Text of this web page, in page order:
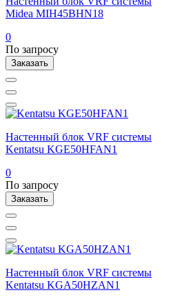
Midea MIH45BHN18
0
По запросу
Заказать
Настенный блок VRF системы
Kentatsu KGE50HFAN1
0
По запросу
Заказать
Настенный блок VRF системы
Kentatsu KGA50HZAN1